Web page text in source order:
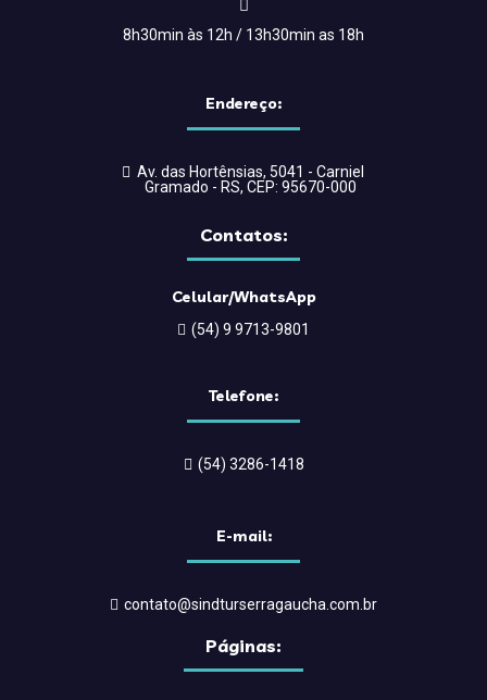
8h30min às 12h / 13h30min as 18h
Endereço:
Av. das Hortênsias, 5041 - Carniel
Gramado - RS, CEP: 95670-000
Contatos:
Celular/WhatsApp
(54) 9 9713-9801
Telefone:
(54) 3286-1418
E-mail:
contato@sindturserragaucha.com.br
Páginas: